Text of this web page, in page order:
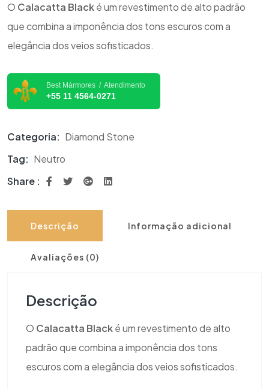
O Calacatta Blacké um revestimento de alto padrão
que combina a imponência dos tons escuros com a
elegância dos veios sofisticados.
Best Mármores / Atendimento
+55 11 4564-0271
Categoria: Diamond Stone
Tag: Neutro
Share :
Descrição Informação adicional
Avaliações (0)
Descrição
O Calacatta Blacké um revestimento de alto
padrão que combina a imponência dos tons
escuros com a elegância dos veios sofisticados.